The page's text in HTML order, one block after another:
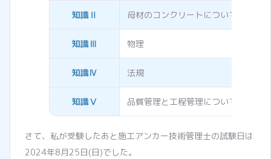
知識Ⅱ 母材のコンクリートについて
知識Ⅲ 物理
知識Ⅳ 法規
知識Ⅴ 品質管理と工程管理について
さて、私が受験したあと施工アンカー技術管理士の試験日は
2024年8月25日(日)でした。